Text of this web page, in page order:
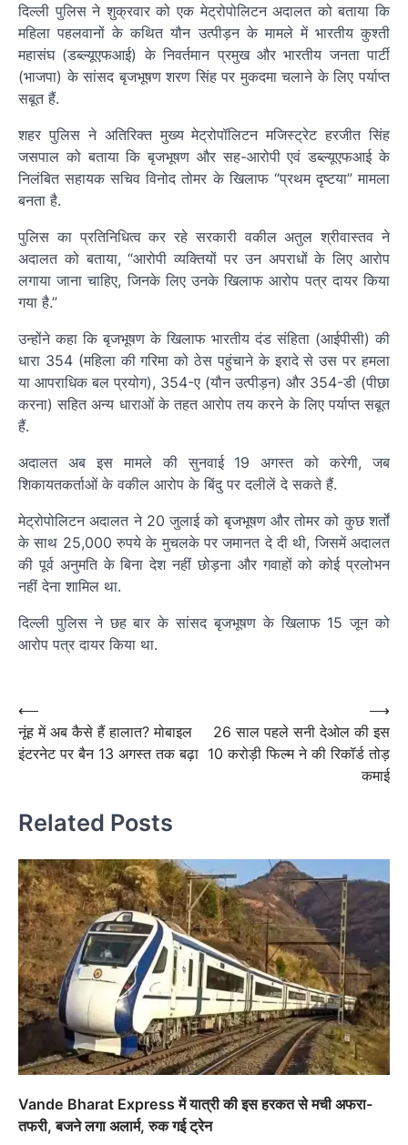
दिल्ली पुलिस ने शुक्रवार को एक मेट्रोपोलिटन अदालत को बताया कि
महिला पहलवानों के कथित यौन उत्पीड़न के मामले में भारतीय कुश्ती
महासंघ (डब्ल्यूएफआई) के निवर्तमान प्रमुख और भारतीय जनता पार्टी
(भाजपा) के सांसद बृजभूषण शरण सिंह पर मुकदमा चलाने के लिए पर्याप्त
सबूत हैं.
शहर पुलिस ने अतिरिक्त मुख्य मेट्रोपॉलिटन मजिस्ट्रेट हरजीत सिंह
जसपाल को बताया कि बृजभूषण और सह-आरोपी एवं डब्ल्यूएफआई के
निलंबित सहायक सचिव विनोद तोमर के खिलाफ “प्रथम दृष्टया” मामला
बनता है.
पुलिस का प्रतिनिधित्व कर रहे सरकारी वकील अतुल श्रीवास्तव ने
अदालत को बताया, “आरोपी व्यक्तियों पर उन अपराधों के लिए आरोप
लगाया जाना चाहिए, जिनके लिए उनके खिलाफ आरोप पत्र दायर किया
गया है.”
उन्होंने कहा कि बृजभूषण के खिलाफ भारतीय दंड संहिता (आईपीसी) की
धारा 354 (महिला की गरिमा को ठेस पहुंचाने के इरादे से उस पर हमला
या आपराधिक बल प्रयोग), 354-ए (यौन उत्पीड़न) और 354-डी (पीछा
करना) सहित अन्य धाराओं के तहत आरोप तय करने के लिए पर्याप्त सबूत
हैं.
अदालत अब इस मामले की सुनवाई 19 अगस्त को करेगी, जब
शिकायतकर्ताओं के वकील आरोप के बिंदु पर दलीलें दे सकते हैं.
मेट्रोपोलिटन अदालत ने 20 जुलाई को बृजभूषण और तोमर को कुछ शर्तों
के साथ 25,000 रुपये के मुचलके पर जमानत दे दी थी, जिसमें अदालत
की पूर्व अनुमति के बिना देश नहीं छोड़ना और गवाहों को कोई प्रलोभन
नहीं देना शामिल था.
दिल्ली पुलिस ने छह बार के सांसद बृजभूषण के खिलाफ 15 जून को
आरोप पत्र दायर किया था.
navigation
Post
navigation
⟵
नूंह में अब कैसे हैं हालात? मोबाइल
इंटरनेट पर बैन 13 अगस्त तक बढ़ा
26 साल पहले सनी देओल की इस
10 करोड़ी फिल्म ने की रिकॉर्ड तोड़
कमाई
⟶
Related Posts
Vande Bharat Express में यात्री की इस हरकत से मची अफरा-
तफरी, बजने लगा अलार्म, रुक गई ट्रेन